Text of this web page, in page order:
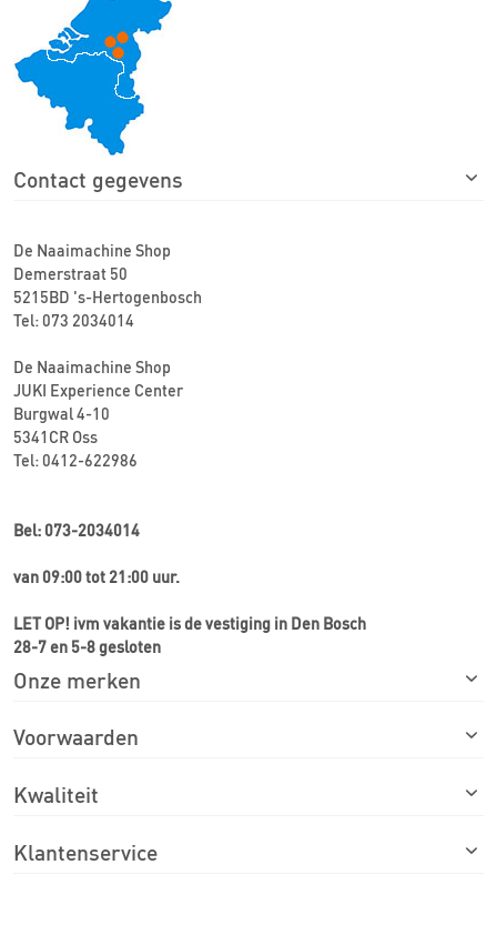
Contact gegevens
De Naaimachine Shop
Demerstraat 50
5215BD 's-Hertogenbosch
Tel: 073 2034014
De Naaimachine Shop
JUKI Experience Center
Burgwal 4-10
5341CR Oss
Tel: 0412-622986
Bel: 073-2034014
van 09:00 tot 21:00 uur.
LET OP! ivm vakantie is de vestiging in Den Bosch
28-7 en 5-8 gesloten
Onze merken
Voorwaarden
Kwaliteit
Klantenservice